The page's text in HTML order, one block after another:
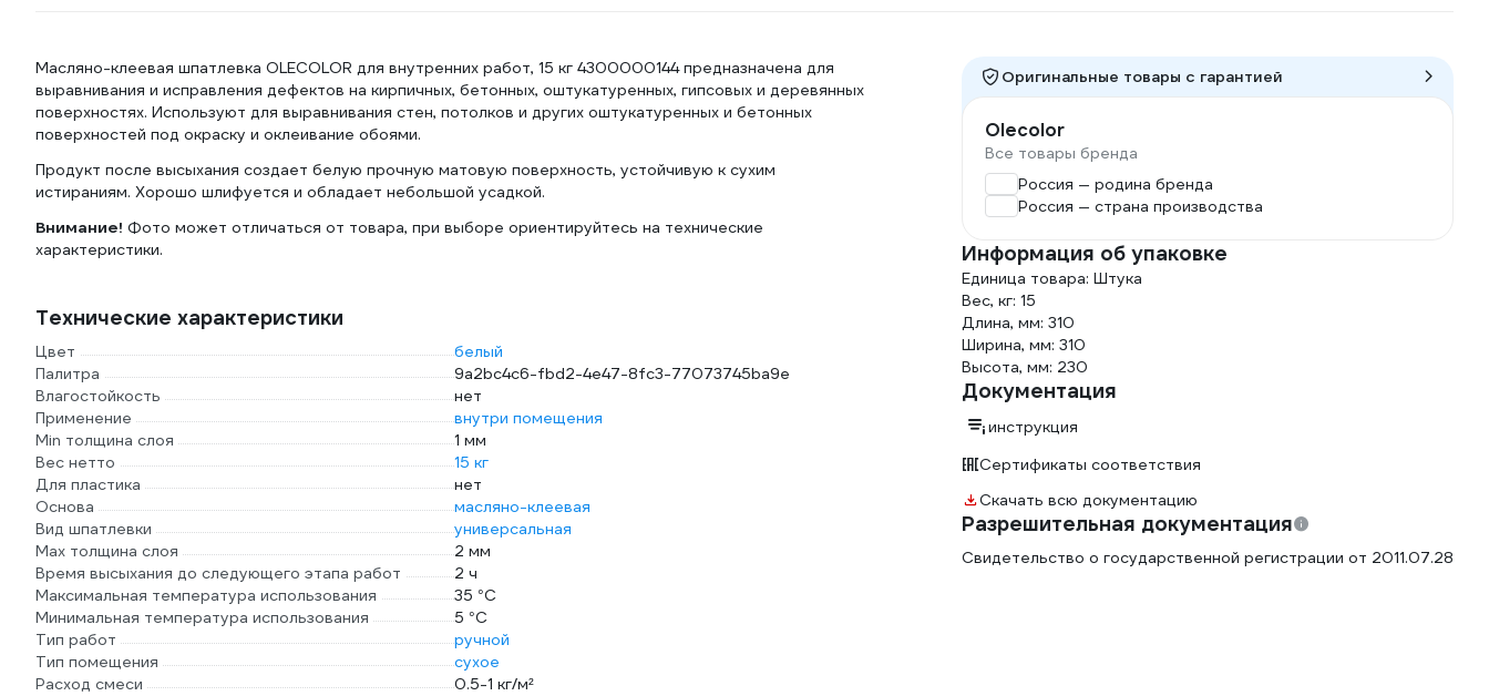
Масляно-клеевая шпатлевка OLECOLOR для внутренних работ, 15 кг 4300000144 предназначена для
выравнивания и исправления дефектов на кирпичных, бетонных, оштукатуренных, гипсовых и деревянных
поверхностях. Используют для выравнивания стен, потолков и других оштукатуренных и бетонных
поверхностей под окраску и оклеивание обоями.
Продукт после высыхания создает белую прочную матовую поверхность, устойчивую к сухим
истираниям. Хорошо шлифуется и обладает небольшой усадкой.
Внимание! Фото может отличаться от товара, при выборе ориентируйтесь на технические
характеристики.
Технические характеристики
Цвет
белый
Палитра
9a2bc4c6-fbd2-4e47-8fc3-77073745ba9e
Влагостойкость
нет
Применение
внутри помещения
Min толщина слоя
1 мм
Вес нетто
15 кг
Для пластика
нет
Основа
масляно-клеевая
Вид шпатлевки
универсальная
Max толщина слоя
2 мм
Время высыхания до следующего этапа работ
2 ч
Максимальная температура использования
35 °С
Минимальная температура использования
5 °С
Тип работ
ручной
Тип помещения
сухое
Расход смеси
0.5-1 кг/м²
Оригинальные товары c гарантией
Olecolor
Все товары бренда
Россия — родина бренда
Россия — страна производства
Информация об упаковке
Единица товара: Штука
Вес, кг: 15
Длина, мм: 310
Ширина, мм: 310
Высота, мм: 230
Документация
инструкция
Сертификаты соответствия
Скачать всю документацию
Разрешительная документация
Свидетельство о государственной регистрации от 2011.07.28